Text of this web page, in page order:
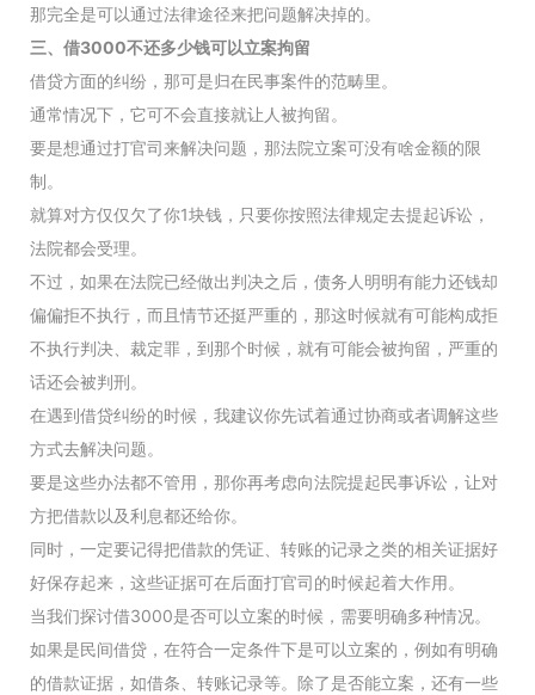
那完全是可以通过法律途径来把问题解决掉的。
三、借3000不还多少钱可以立案拘留
借贷方面的纠纷，那可是归在民事案件的范畴里。
通常情况下，它可不会直接就让人被拘留。
要是想通过打官司来解决问题，那法院立案可没有啥金额的限
制。
就算对方仅仅欠了你1块钱，只要你按照法律规定去提起诉讼，
法院都会受理。
不过，如果在法院已经做出判决之后，债务人明明有能力还钱却
偏偏拒不执行，而且情节还挺严重的，那这时候就有可能构成拒
不执行判决、裁定罪，到那个时候，就有可能会被拘留，严重的
话还会被判刑。
在遇到借贷纠纷的时候，我建议你先试着通过协商或者调解这些
方式去解决问题。
要是这些办法都不管用，那你再考虑向法院提起民事诉讼，让对
方把借款以及利息都还给你。
同时，一定要记得把借款的凭证、转账的记录之类的相关证据好
好保存起来，这些证据可在后面打官司的时候起着大作用。
当我们探讨借3000是否可以立案的时候，需要明确多种情况。
如果是民间借贷，在符合一定条件下是可以立案的，例如有明确
的借款证据，如借条、转账记录等。除了是否能立案，还有一些